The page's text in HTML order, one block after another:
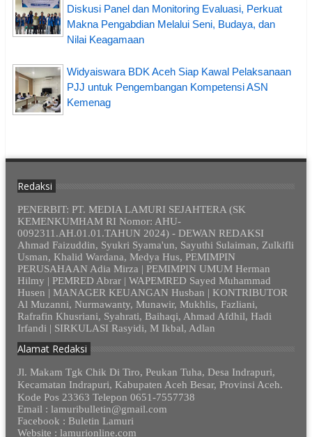
Diskusi Panel dan Monitoring Evaluasi, Perkuat
Makna Pengabdian Melalui Seni, Budaya, dan
Nilai Keagamaan
Widyaiswara BDK Aceh Siap Kawal Pelaksanaan
PJJ untuk Pengembangan Kompetensi ASN
Kemenag
Redaksi
PENERBIT: PT. MEDIA LAMURI SEJAHTERA (SK
KEMENKUMHAM RI Nomor: AHU-
0092311.AH.01.01.TAHUN 2024) - DEWAN REDAKSI
Ahmad Faizuddin, Syukri Syama'un, Sayuthi Sulaiman, Zulkifli
Usman, Khalid Wardana, Medya Hus, PEMIMPIN
PERUSAHAAN Adia Mirza | PEMIMPIN UMUM Herman
Hilmy | PEMRED Abrar | WAPEMRED Sayed Muhammad
Husen | MANAGER KEUANGAN Husban | KONTRIBUTOR
Al Muzanni, Nurmawanty, Munawir, Mukhlis, Fazliani,
Rafrafin Khusriani, Syahrati, Baihaqi, Ahmad Afdhil, Hadi
Irfandi | SIRKULASI Rasyidi, M Ikbal, Adlan
Alamat Redaksi
Jl. Makam Tgk Chik Di Tiro, Peukan Tuha, Desa Indrapuri,
Kecamatan Indrapuri, Kabupaten Aceh Besar, Provinsi Aceh.
Kode Pos 23363 Telepon 0651-7557738
Email : lamuribulletin@gmail.com
Facebook : Buletin Lamuri
Website : lamurionline.com